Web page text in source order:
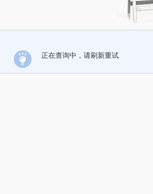
正在查询中，请刷新重试